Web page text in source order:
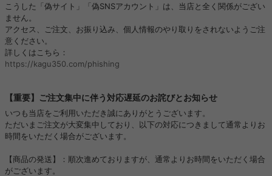
こうした「偽サイト」「偽SNSアカウント」は、当店と全く関係がござい
ません。
アクセス、ご注文、お振り込み、個人情報のやり取りをされないようご注
意ください。
詳しくはこちら：
https://kagu350.com/phishing
【重要】ご注文集中に伴う対応遅延のお詫びとお知らせ
いつも当店をご利用いただき誠にありがとうございます。
ただいまご注文が大変集中しており、以下の対応につきまして通常よりお
時間をいただく場合がございます。
【商品の発送】：順次進めておりますが、通常よりお時間をいただく場合
がございます。